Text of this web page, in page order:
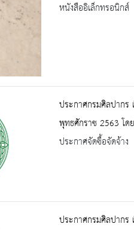
หนังสืออิเล็กทรอนิกส์
ประกาศกรมศิลปากร
พุทธศักราช 2563 โด
ประกาศจัดซื้อจัดจ้าง
ประกาศกรมศิลปากร